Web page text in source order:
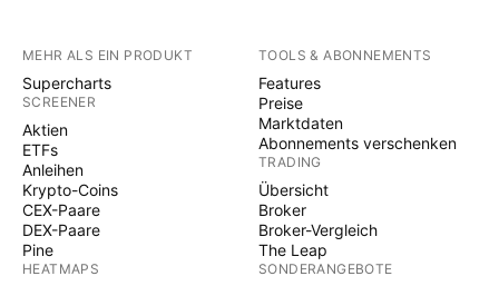
MEHR ALS EIN PRODUKT
Supercharts
SCREENER
Aktien
ETFs
Anleihen
Krypto-Coins
CEX-Paare
DEX-Paare
Pine
HEATMAPS
TOOLS & ABONNEMENTS
Features
Preise
Marktdaten
Abonnements verschenken
TRADING
Übersicht
Broker
Broker-Vergleich
The Leap
SONDERANGEBOTE